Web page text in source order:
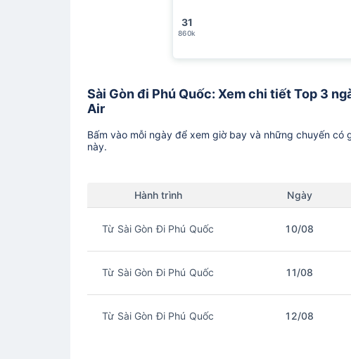
31
860k
Sài Gòn đi Phú Quốc: Xem chi tiết Top 3
Air
Bấm vào mỗi ngày để xem giờ bay và những chuyến
này.
Hành trình Ngày
Từ Sài Gòn Đi Phú Quốc 10/08
Từ Sài Gòn Đi Phú Quốc 11/08
Từ Sài Gòn Đi Phú Quốc 12/08